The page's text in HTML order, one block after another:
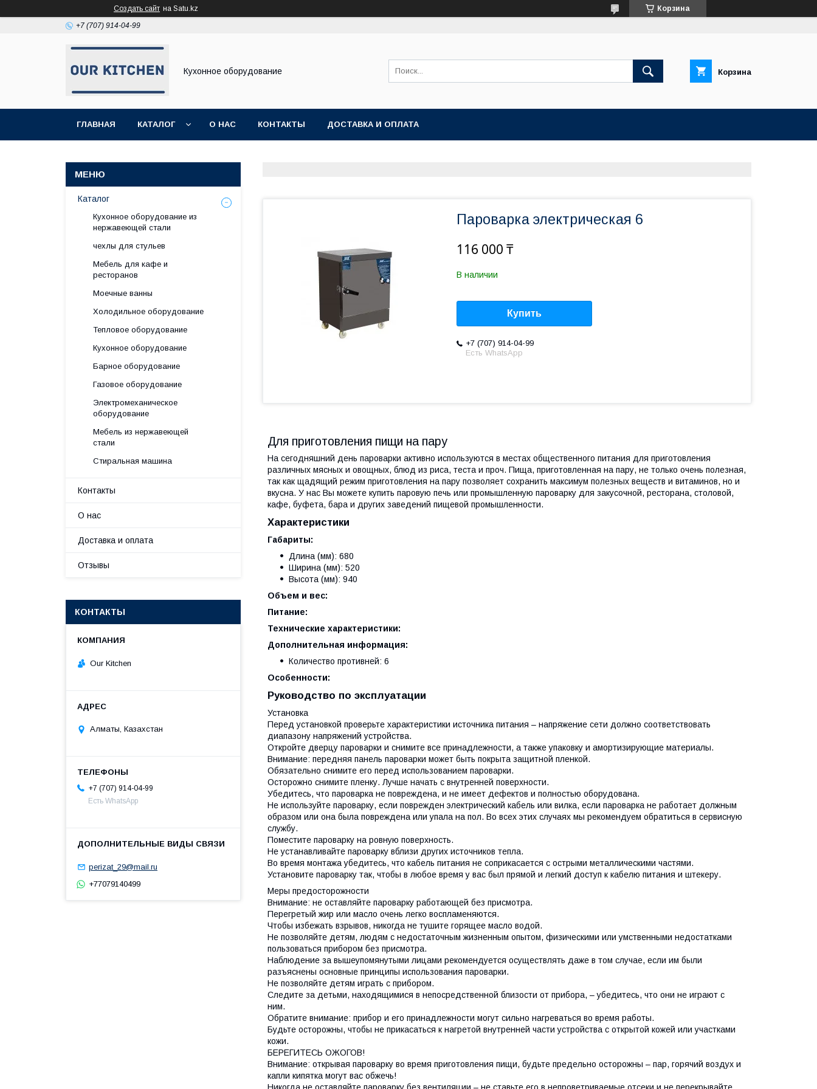
Создать сайт на Satu.kz Корзина
+7 (707) 914-04-99
Кухонное оборудование Корзина
ГЛАВНАЯ КАТАЛОГ О НАС КОНТАКТЫ ДОСТАВКА И ОПЛАТА
Пароварка электрическая 6
116 000 ₸
В наличии
Купить
+7 (707) 914-04-99
Есть WhatsApp
Для приготовления пищи на пару
На сегодняшний день пароварки активно используются в местах общественного питания для приготовления
различных мясных и овощных, блюд из риса, теста и проч. Пища, приготовленная на пару, не только очень полезная,
так как щадящий режим приготовления на пару позволяет сохранить максимум полезных веществ и витаминов, но и
вкусна. У нас Вы можете купить паровую печь или промышленную пароварку для закусочной, ресторана, столовой,
кафе, буфета, бара и других заведений пищевой промышленности.
Характеристики
Габариты:
Длина (мм): 680
Ширина (мм): 520
Высота (мм): 940
Объем и вес:
Питание:
Технические характеристики:
Дополнительная информация:
Количество противней: 6
Особенности:
Руководство по эксплуатации
Установка
Перед установкой проверьте характеристики источника питания – напряжение сети должно соответствовать
диапазону напряжений устройства.
Откройте дверцу пароварки и снимите все принадлежности, а также упаковку и амортизирующие материалы.
Внимание: передняя панель пароварки может быть покрыта защитной пленкой.
Обязательно снимите его перед использованием пароварки.
Осторожно снимите пленку. Лучше начать с внутренней поверхности.
Убедитесь, что пароварка не повреждена, и не имеет дефектов и полностью оборудована.
Не используйте пароварку, если поврежден электрический кабель или вилка, если пароварка не работает должным
образом или она была повреждена или упала на пол. Во всех этих случаях мы рекомендуем обратиться в сервисную
службу.
Поместите пароварку на ровную поверхность.
Не устанавливайте пароварку вблизи других источников тепла.
Во время монтажа убедитесь, что кабель питания не соприкасается с острыми металлическими частями.
Установите пароварку так, чтобы в любое время у вас был прямой и легкий доступ к кабелю питания и штекеру.
Меры предосторожности
Внимание: не оставляйте пароварку работающей без присмотра.
Перегретый жир или масло очень легко воспламеняются.
Чтобы избежать взрывов, никогда не тушите горящее масло водой.
Не позволяйте детям, людям с недостаточным жизненным опытом, физическими или умственными недостатками
пользоваться прибором без присмотра.
Наблюдение за вышеупомянутыми лицами рекомендуется осуществлять даже в том случае, если им были
разъяснены основные принципы использования пароварки.
Не позволяйте детям играть с прибором.
Следите за детьми, находящимися в непосредственной близости от прибора, – убедитесь, что они не играют с
ним.
Обратите внимание: прибор и его принадлежности могут сильно нагреваться во время работы.
Будьте осторожны, чтобы не прикасаться к нагретой внутренней части устройства с открытой кожей или участками
кожи.
БЕРЕГИТЕСЬ ОЖОГОВ!
Внимание: открывая пароварку во время приготовления пищи, будьте предельно осторожны – пар, горячий воздух и
капли кипятка могут вас обжечь!
Каталог
Кухонное оборудование из
нержавеющей стали
чехлы для стульев
Мебель для кафе и
ресторанов
Моечные ванны
Холодильное оборудование
Тепловое оборудование
Кухонное оборудование
Барное оборудование
Газовое оборудование
Электромеханическое
оборудование
Мебель из нержавеющей
стали
Стиральная машина
Контакты
О нас
Доставка и оплата
Отзывы
КОНТАКТЫ
Our Kitchen
Алматы, Казахстан
+7 (707) 914-04-99
Есть WhatsApp
perizat_29@mail.ru
+77079140499